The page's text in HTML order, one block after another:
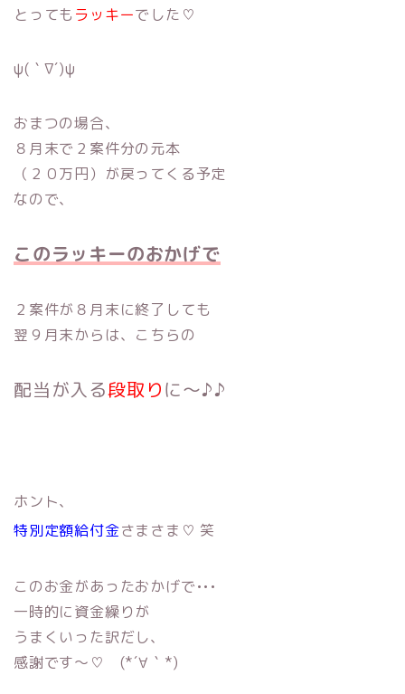
とっても ラッキーでした♡
ψ(｀∇´)ψ
おまつの場合、
８月末で２案件分の元本
（２０万円）が戻ってくる予定
なので、
このラッキーのおかげで
２案件が８月末に終了しても
翌９月末からは、こちらの
配当が入る段取りに〜♪♪
ホント、
特別定額給付金さまさま♡ 笑
このお金があったおかげで•••
一時的に資金繰りが
うまくいった訳だし、
感謝です〜♡ (*´∀｀*)